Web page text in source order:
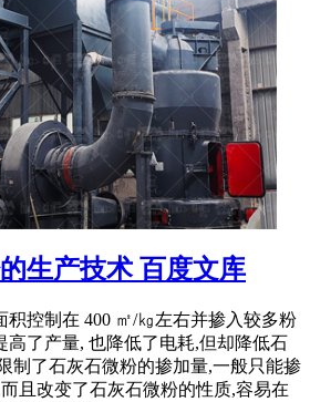
生产技术 百度文库
积控制在 400 ㎡/㎏左右并掺入较多粉
高了产量, 也降低了电耗,但却降低石
制了石灰石微粉的掺加量,一般只能掺
而且改变了石灰石微粉的性质,容易在